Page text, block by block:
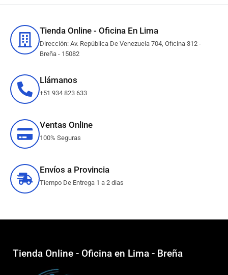
Tienda Online - Oficina En Lima
Dirección: Av. República De Venezuela 704, Oficina 312 -
Breña - 15082
Llámanos
+51 934 823 633
Ventas Online
100% Seguras
Envíos a Provincia
Tiempo De Entrega 1 a 2 dias
Tienda Online - Oficina en Lima - Breña